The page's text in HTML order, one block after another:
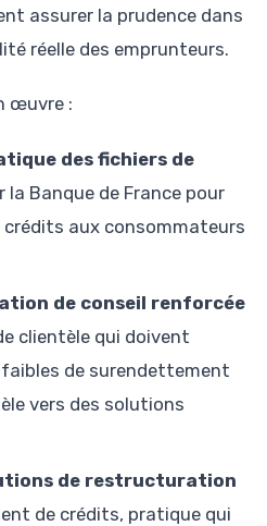
assurer la prudence dans
réelle des emprunteurs.
œuvre :
des fichiers de
la Banque de France pour
crédits aux consommateurs
de conseil renforcée
clientèle qui doivent
de surendettement
vers des solutions
de restructuration
de crédits, pratique qui